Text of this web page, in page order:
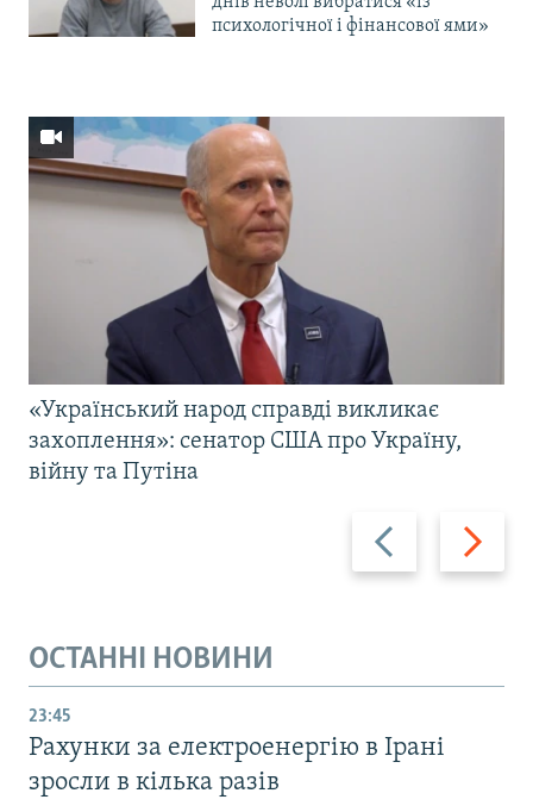
психологічної і фінансової ями»
Назад Вперед
«Український народ справді викликає
захоплення»: сенатор США про Україну,
війну та Путіна
ОСТАННІ НОВИНИ
23:45
Рахунки за електроенергію в Ірані
зросли в кілька разів